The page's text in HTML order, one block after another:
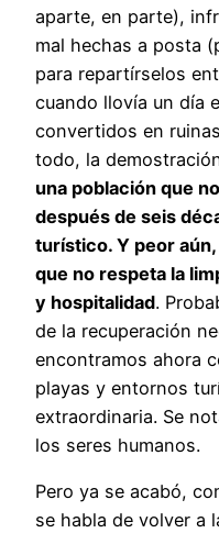
aparte, en parte),
mal hechas a posta
para repartírselos
cuando llovía un día
convertidos en
todo, la
una población que
después de seis
turístico. Y peor
que no respeta la
y hospitalidad.
de la recuperación
encontramos ahora
playas y entornos
extraordinaria. Se
los seres humanos.
Pero ya se acabó,
se habla de volver a